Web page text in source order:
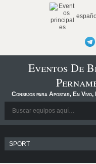
Eventos De
Consejos para Apostar, En Vivo,